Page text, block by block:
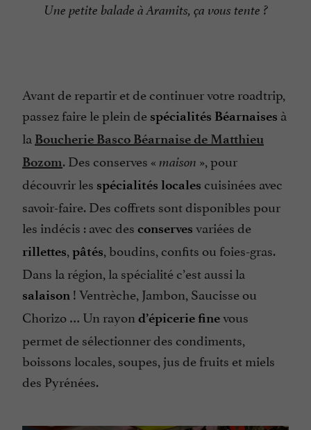
Une petite balade à Aramits, ça vous tente ?
Avant de repartir et de continuer votre roadtrip,
passez faire le plein de spécialités Béarnaises à
la Boucherie Basco Béarnaise de Matthieu
Bozom. Des conserves « maison », pour
découvrir les spécialités locales cuisinées avec
savoir-faire. Des coffrets sont disponibles pour
les indécis : avec des conserves variées de
rillettes, pâtés, boudins, confits ou foies-gras.
Dans la région, la spécialité c’est aussi la
salaison ! Ventrèche, Jambon, Saucisse ou
Chorizo … Un rayon d’épicerie finevous
permet de sélectionner des condiments,
boissons locales, soupes, jus de fruits et miels
des Pyrénées.